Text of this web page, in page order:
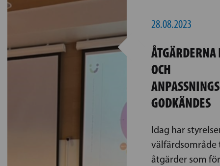
28.08.2023
OCH
GODKÄNDES
Idag har
åtgärder som